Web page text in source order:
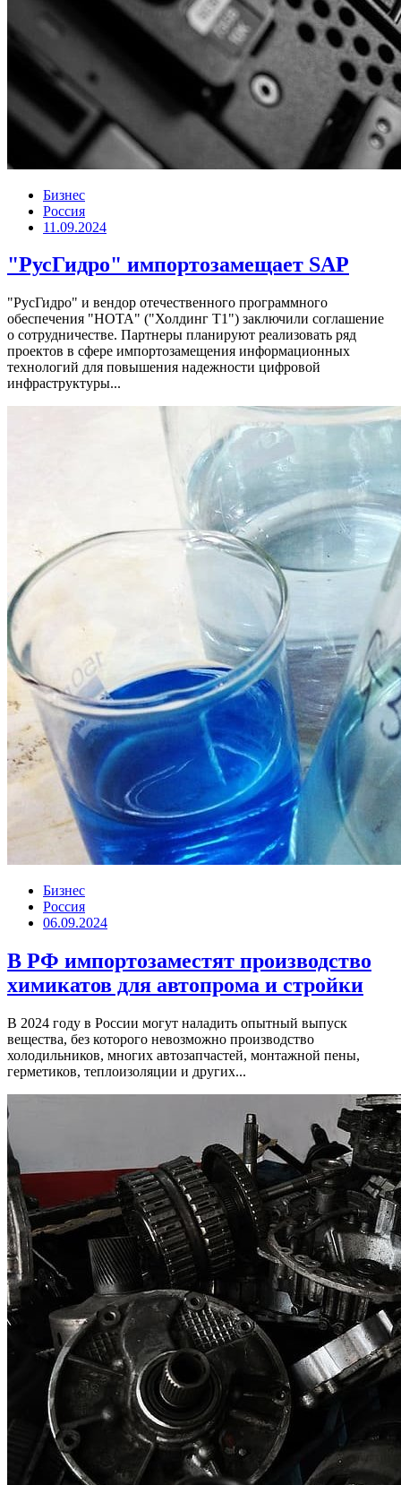
Бизнес
Россия
11.09.2024
"РусГидро" импортозамещает SAP
"РусГидро" и вендор отечественного программного
обеспечения "НОТА" ("Холдинг Т1") заключили соглашение
о сотрудничестве. Партнеры планируют реализовать ряд
проектов в сфере импортозамещения информационных
технологий для повышения надежности цифровой
инфраструктуры...
Бизнес
Россия
06.09.2024
В РФ импортозаместят производство
химикатов для автопрома и стройки
В 2024 году в России могут наладить опытный выпуск
вещества, без которого невозможно производство
холодильников, многих автозапчастей, монтажной пены,
герметиков, теплоизоляции и других...